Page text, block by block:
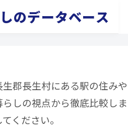
のデータベース
生郡長生村にある駅の住み
らしの視点から徹底比較し
てください。